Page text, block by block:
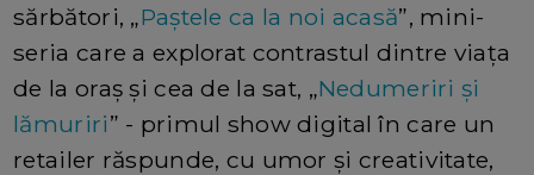
sărbători, „Paștele ca la noi acasă”, mini-
seria care a explorat contrastul dintre viața
de la oraș și cea de la sat, „Nedumeriri și
lămuriri” - primul show digital în care un
retailer răspunde, cu umor și creativitate,